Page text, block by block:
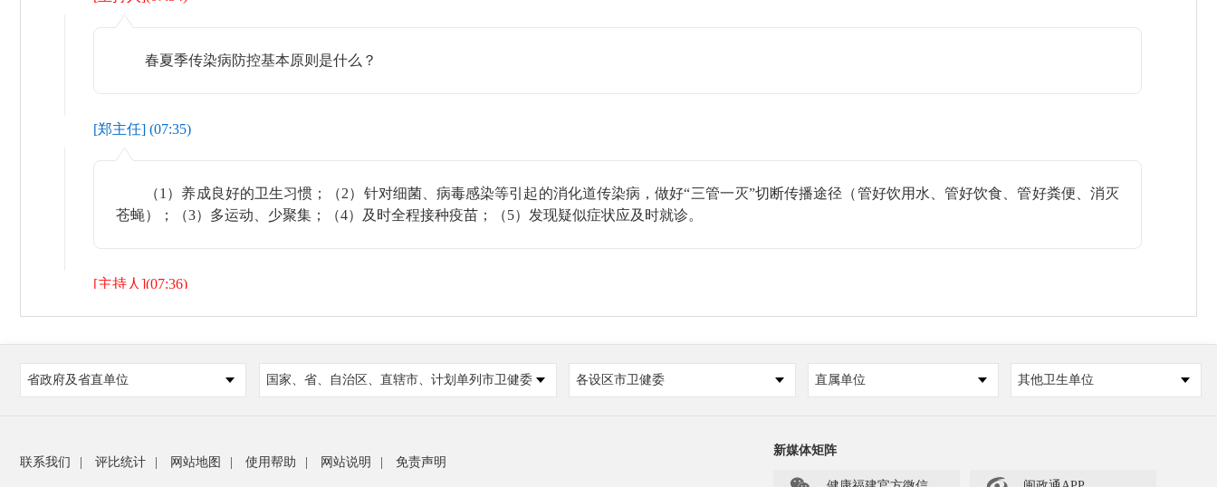
春夏季传染病防控基本原则是什么？
[郑主任] (07:35)
（1）养成良好的卫生习惯；（2）针对细菌、病毒感染等引起的消化道传染病，做好“三管一灭”切断传播途径（管好饮用水、管好饮食、管好粪便、消灭
苍蝇）；（3）多运动、少聚集；（4）及时全程接种疫苗；（5）发现疑似症状应及时就诊。
[主持人 ](07:36)
春夏季肠道传染病的发病有什么特点？
春季以呼吸道传染病为主，多为急性发热、头痛、全身不适、食欲下降等症状，全人群均可发病，但以老人、小孩及慢性病患者症状为重。夏季以肠道和
省政府及省直单位 国家、省、自治区、直辖市、计划单列市卫健委 各设区市卫健委 直属单位 其他卫生单位
联系我们 评比统计 网站地图 使用帮助 网站说明 免责声明
新媒体矩阵